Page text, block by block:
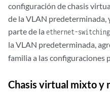
configuración de chasis
de la VLAN predeterminada,
parte de la ethernet-switching
la VLAN predeterminada,
familia a las configuraciones
Chasis virtual mixto y